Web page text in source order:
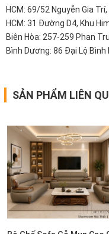
HCM: 69/52 Nguyễn Gia
HCM: 31 Đường D4, Khu
Biên Hòa: 257-259 Phan
Bình Dương: 86 Đại Lộ
SẢN PHẨM LIÊN